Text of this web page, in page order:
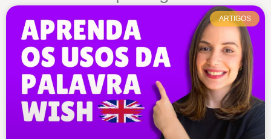
ARTIGOS